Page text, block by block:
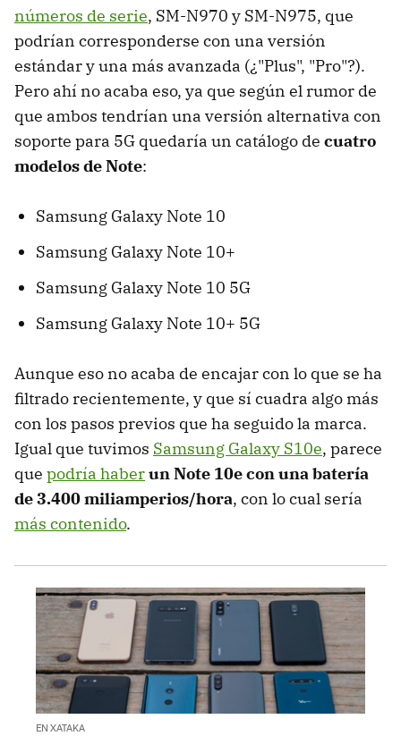
números de serie, SM-N970 y SM-N975, que
podrían corresponderse con una versión
estándar y una más avanzada (¿"Plus", "Pro"?).
Pero ahí no acaba eso, ya que según el rumor de
que ambos tendrían una versión alternativa con
soporte para 5G quedaría un catálogo de cuatro
modelos de Note:
Samsung Galaxy Note 10
Samsung Galaxy Note 10+
Samsung Galaxy Note 10 5G
Samsung Galaxy Note 10+ 5G
Aunque eso no acaba de encajar con lo que se ha
filtrado recientemente, y que sí cuadra algo más
con los pasos previos que ha seguido la marca.
Igual que tuvimos Samsung Galaxy S10e, parece
que podría haberun Note 10e con una batería
de 3.400 miliamperios/hora, con lo cual sería
más contenido.
EN XATAKA